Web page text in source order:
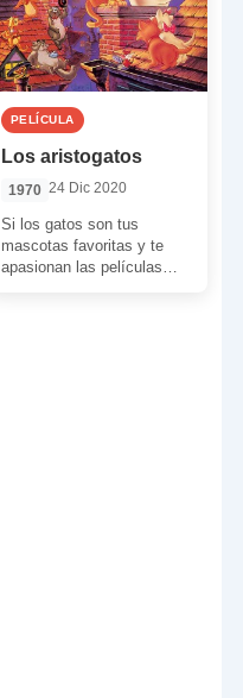
PELÍCULA
Los aristogatos
1970 24 Dic 2020
Si los gatos son tus
mascotas favoritas y te
apasionan las películas